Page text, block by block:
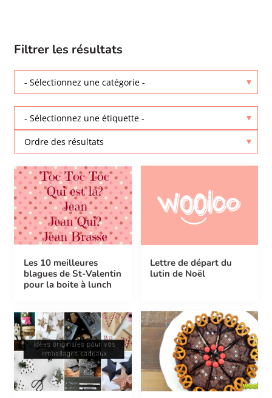
Filtrer les résultats
Les 10 meilleures
blagues de St-Valentin
pour la boite à lunch
Lettre de départ du
lutin de Noël